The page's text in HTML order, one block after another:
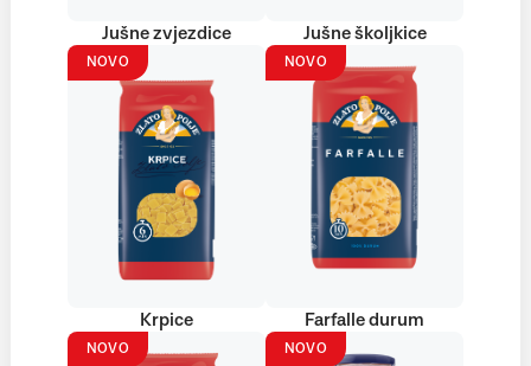
Jušne zvjezdice Jušne školjkice
NOVO
Krpice
NOVO
Farfalle durum
NOVO NOVO